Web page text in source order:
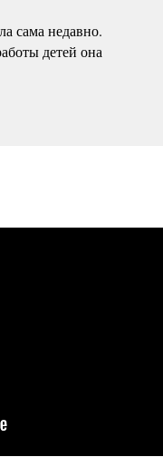
сама недавно.
детей она